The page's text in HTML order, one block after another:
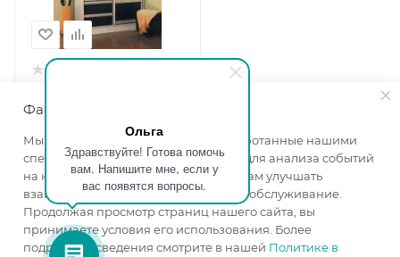
Ольга
Здравствуйте! Готова помочь
вам. Напишите мне, если у
вас появятся вопросы.
№17
1200
Высота, мм
2200
Глубина, мм — 440
Цвет корпуса — дуб
атланта
Цвет фасада
— венге
изготовление под заказ
Файлы cookie
Мы используем файлы cookie, разработанные нашими
специалистами и третьими лицами, для анализа событий
на нашем веб-сайте, что позволяет нам улучшать
взаимодействие с пользователями и обслуживание.
Продолжая просмотр страниц нашего сайта, вы
принимаете условия его использования. Более
подробные сведения смотрите в нашей Политике в